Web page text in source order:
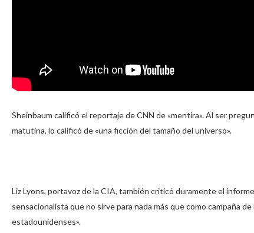
Sheinbaum calificó el reportaje de CNN de «mentira». Al ser
matutina, lo calificó de «una ficción del tamaño del universo».
Liz Lyons, portavoz de la CIA, también criticó duramente el
sensacionalista que no sirve para nada más que como campaña
estadounidenses».